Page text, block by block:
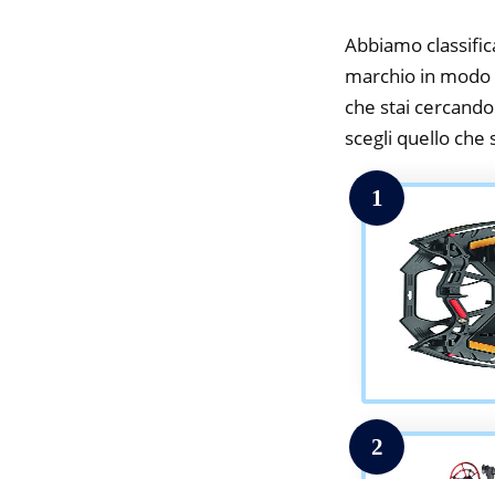
Abbiamo
marchio in
che stai
scegli quello che
1
2